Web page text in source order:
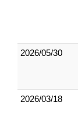
2026/05/30
2026/03/18